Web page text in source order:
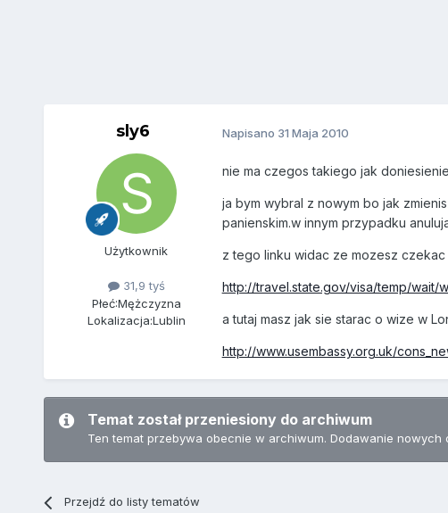
sly6
Użytkownik
31,9 tyś
Płeć:Mężczyzna
Lokalizacja:Lublin
Napisano 31 Maja 2010
nie ma czegos takiego jak
ja bym wybral z nowym bo jak
panienskim.w innym przypadku
z tego linku widac ze mozesz czekac
http://travel.state.gov/visa/temp/wait/
a tutaj masz jak sie starac o wize w
http://www.usembassy.org.uk/
Temat został przeniesiony do archiwum
Ten temat przebywa obecnie w archiwum. Dodawanie nowych
Przejdź do listy tematów